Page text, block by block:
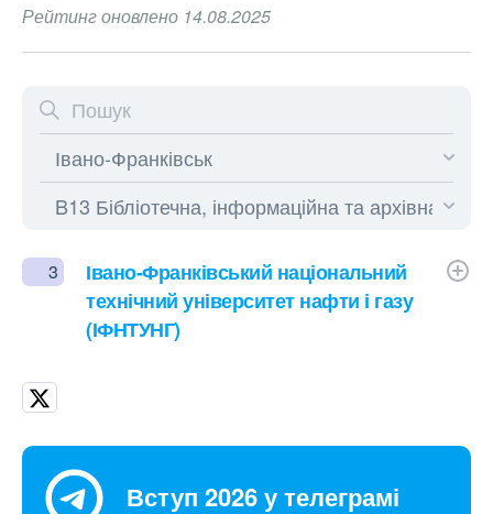
Рейтинг оновлено 14.08.2025
3
Івано-Франківський національний
технічний університет нафти і газу
(ІФНТУНГ)
Вступ 2026 у телеграмі